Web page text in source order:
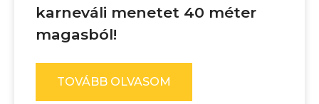
karneváli menetet 40 méter
magasból!
TOVÁBB OLVASOM